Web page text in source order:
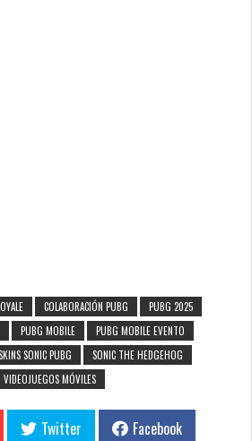
COLABORACIÓN PUBG
PUBG 2025
PUBG MOBILE
PUBG MOBILE EVENTO
SONIC PUBG
SONIC THE HEDGEHOG
VIDEOJUEGOS MÓVILES
Twitter
Facebook